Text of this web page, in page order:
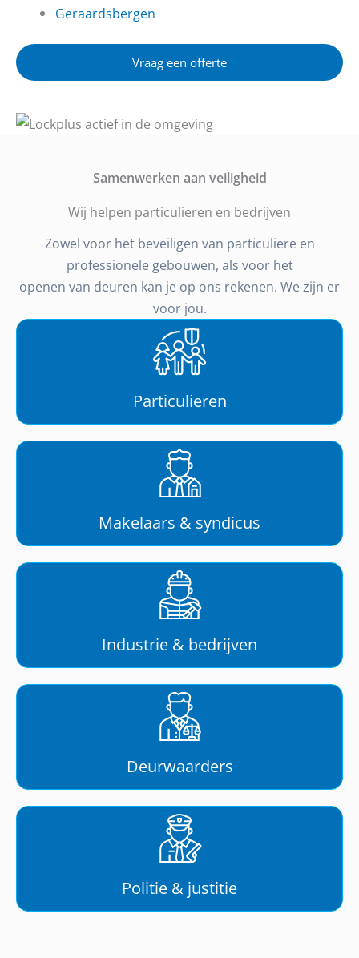
Geraardsbergen
Vraag een offerte
Samenwerken aan veiligheid
Wij helpen particulieren en bedrijven
Zowel voor het beveiligen van particuliere en
professionele gebouwen, als voor het
openen van deuren kan je op ons rekenen. We zijn er
voor jou.
Particulieren
Makelaars & syndicus
Industrie & bedrijven
Deurwaarders
Politie & justitie